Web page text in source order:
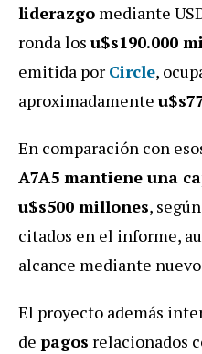
liderazgo mediante
ronda los u$s190.000
emitida por Circle,
aproximadamente
En comparación con
A7A5 mantiene una
u$s500 millones,
citados en el informe,
alcance mediante
El proyecto además
de pagos relacionados